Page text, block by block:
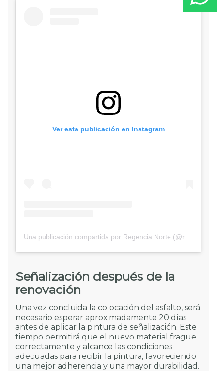
Ver esta publicación en Instagram
Señalización después de la
renovación
Una vez concluida la colocación del asfalto, será
necesario esperar aproximadamente 20 días
antes de aplicar la pintura de señalización. Este
tiempo permitirá que el nuevo material fragüe
correctamente y alcance las condiciones
adecuadas para recibir la pintura, favoreciendo
una mejor adherencia y una mayor durabilidad.